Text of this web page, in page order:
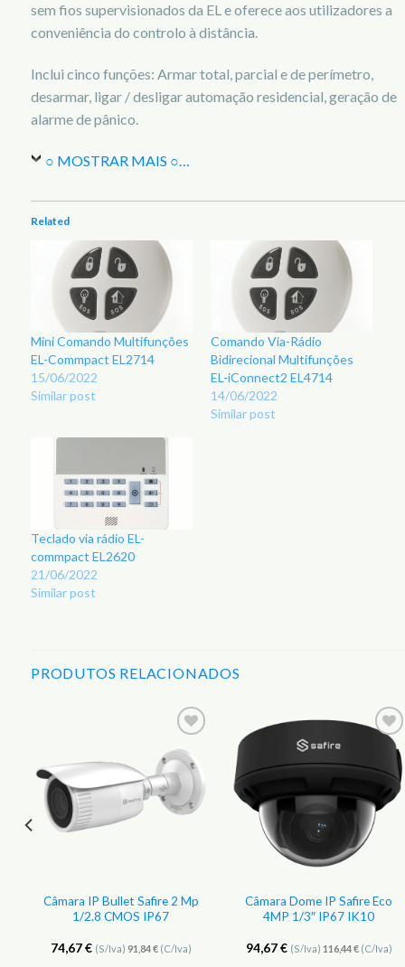
sem fios supervisionados da EL e oferece aos utilizadores a
conveniência do controlo à distância.
Inclui cinco funções: Armar total, parcial e de perímetro,
desarmar, ligar / desligar automação residencial, geração de
alarme de pânico.
○ MOSTRAR MAIS ○
Related
Mini Comando Multifunções
EL-Commpact EL2714
15/06/2022
Similar post
Comando Via-Rádio
Bidirecional Multifunções
EL-iConnect2 EL4714
14/06/2022
Similar post
Teclado via rádio EL-
commpact EL2620
21/06/2022
Similar post
PRODUTOS RELACIONADOS
Adicionar
aos
Favoritos
Câmara IP Bullet Safire 2 Mp
1/2.8 CMOS IP67
74,67€ (S/Iva) 91,84€(C/Iva)
Adicionar
Favoritos
Câmara Dome IP Safire Eco
4MP 1/3″ IP67 IK10
94,67€ (S/Iva) 116,44€(C/Iva)